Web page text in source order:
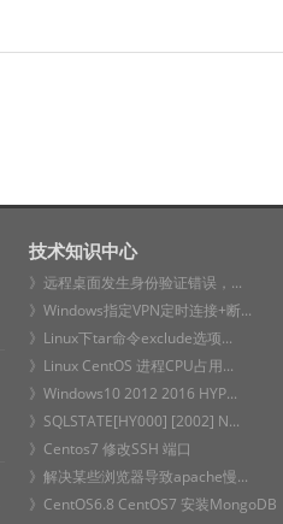
技术知识中心
》远程桌面发生身份验证错误，...
》Windows指定VPN定时连接+断...
》Linux下tar命令exclude选项...
》Linux CentOS 进程CPU占用...
》Windows10 2012 2016 HYP...
》SQLSTATE[HY000] [2002] N...
》Centos7 修改SSH 端口
》解决某些浏览器导致apache慢...
》CentOS6.8 CentOS7 安装MongoDB